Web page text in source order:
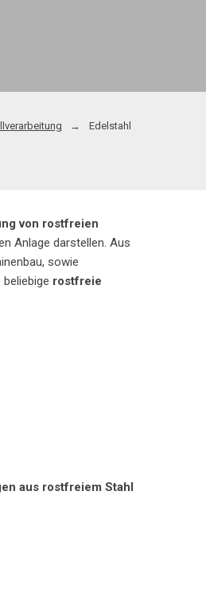
Edelstahl
von rostfreien
Anlage darstellen. Aus
sowie
rostfreie
aus rostfreiem Stahl